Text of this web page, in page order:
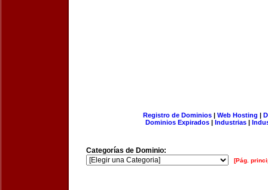
Registro de Dominios| Web Hosting |
Dominios Expirados | Industrias |
Categorías de Dominio:
[Pág.